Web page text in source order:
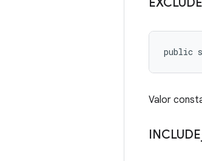
public
Valor
INCLUDE